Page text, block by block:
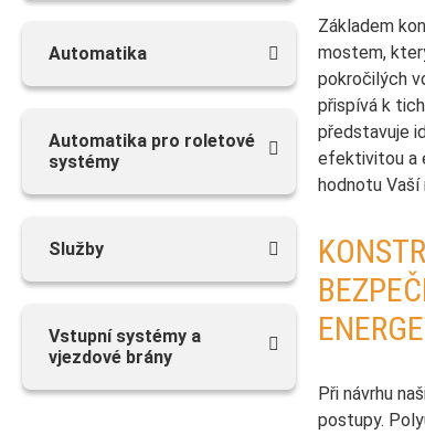
Automatika
Аutomatika pro roletové
systémy
Služby
Vstupní systémy a
vjezdové brány
Základem
mostem,
pokročilých
přispívá k
představuje
efektivitou a
hodnotu
Při návrhu
postupy.